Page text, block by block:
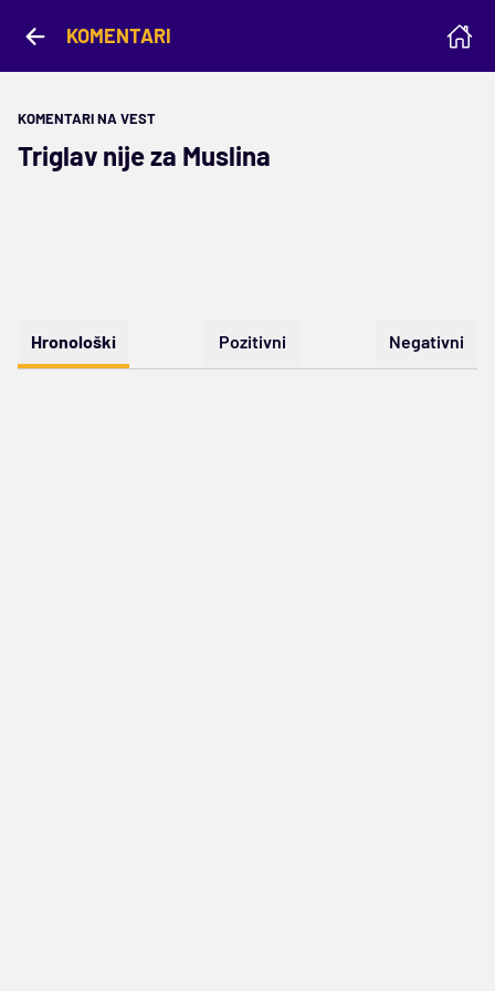
KOMENTARI
KOMENTARI NA VEST
Triglav nije za Muslina
Hronološki Pozitivni Negativni